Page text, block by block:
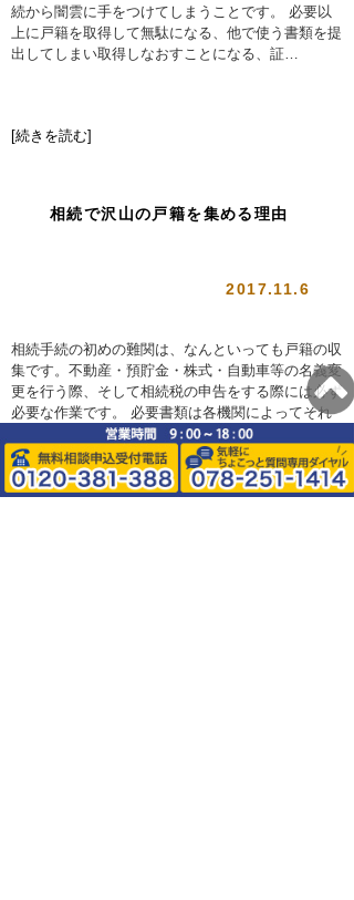
続から闇雲に手をつけてしまうことです。 必要以
上に戸籍を取得して無駄になる、他で使う書類を提
出してしまい取得しなおすことになる、証…
[続きを読む]
相続で沢山の戸籍を集める理由
2017.11.6
相続手続の初めの難関は、なんといっても戸籍の収
集です。不動産・預貯金・株式・自動車等の名義変
更を行う際、そして相続税の申告をする際には必ず
必要な作業です。 必要書類は各機関によってそれ
ぞれ違いますが、「被相続人の出生から現在までの
全ての連続した戸籍謄本、除籍謄本、改製原戸籍謄
本」「相続人全員の戸籍謄本及び印鑑証明書」は遺
言書が無い限り必ず全ての提出を求められます。
078-251-1414
0120-381-388